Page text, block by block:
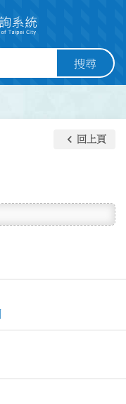
搜尋
keyboard_arrow_left 回上頁